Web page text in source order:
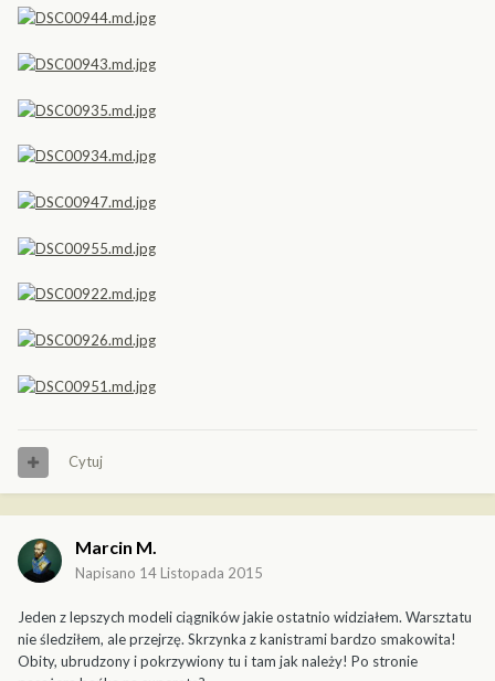
Cytuj
Marcin M.
Napisano 14 Listopada 2015
Jeden z lepszych modeli ciągników jakie ostatnio widziałem. Warsztatu
nie śledziłem, ale przejrzę. Skrzynka z kanistrami bardzo smakowita!
Obity, ubrudzony i pokrzywiony tu i tam jak należy! Po stronie